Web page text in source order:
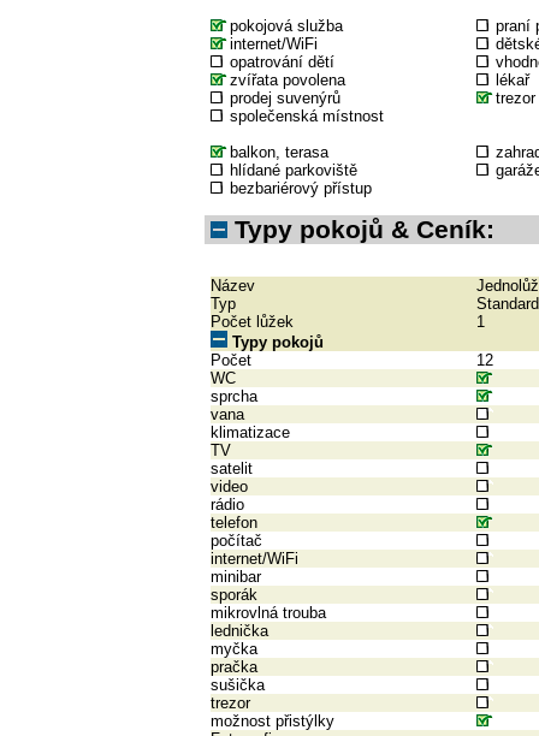
pokojová služba
praní
internet/WiFi
opatrování dětí
zvířata povolena
lékař
prodej suvenýrů
trezor
společenská místnost
balkon, terasa
hlídané parkoviště
bezbariérový přístup
Typy pokojů & Ceník:
Název
Typ
Standard
Počet lůžek
1
Typy pokojů
Počet
12
WC
sprcha
vana
klimatizace
TV
satelit
video
rádio
telefon
počítač
internet/WiFi
minibar
sporák
mikrovlná trouba
lednička
myčka
pračka
sušička
trezor
možnost přistýlky